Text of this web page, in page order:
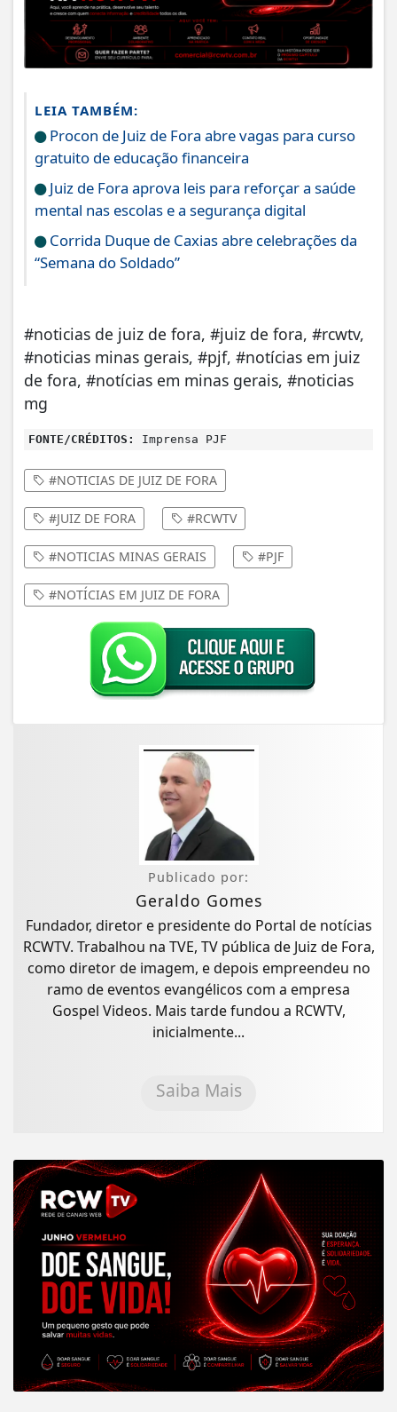
LEIA TAMBÉM:
Procon de Juiz de Fora abre vagas para curso
gratuito de educação financeira
Juiz de Fora aprova leis para reforçar a saúde
mental nas escolas e a segurança digital
Corrida Duque de Caxias abre celebrações da
“Semana do Soldado”
#noticias de juiz de fora, #juiz de fora, #rcwtv,
#noticias minas gerais, #pjf, #notícias em juiz
de fora, #notícias em minas gerais, #noticias
mg
FONTE/CRÉDITOS: Imprensa PJF
#NOTICIAS DE JUIZ DE FORA
#JUIZ DE FORA #RCWTV
#NOTICIAS MINAS GERAIS #PJF
#NOTÍCIAS EM JUIZ DE FORA
Publicado por:
Geraldo Gomes
Fundador, diretor e presidente do Portal de notícias
RCWTV. Trabalhou na TVE, TV pública de Juiz de Fora,
como diretor de imagem, e depois empreendeu no
ramo de eventos evangélicos com a empresa
Gospel Videos. Mais tarde fundou a RCWTV,
inicialmente...
Saiba Mais